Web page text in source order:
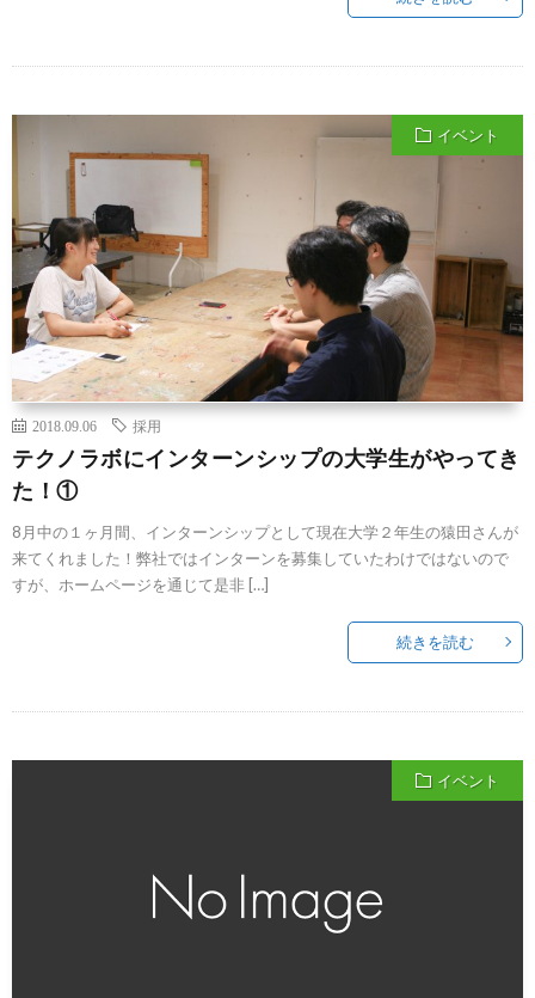
イベント
2018.09.06 採用
テクノラボにインターンシップの大学生がやってき
た！①
8月中の１ヶ月間、インターンシップとして現在大学２年生の猿田さんが
来てくれました！弊社ではインターンを募集していたわけではないので
すが、ホームページを通じて是非 […]
続きを読む
イベント